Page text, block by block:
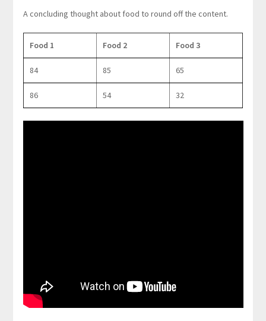
A concluding thought about food to round off the content.
Food 1 Food 2 Food 3
84 85 65
86 54 32